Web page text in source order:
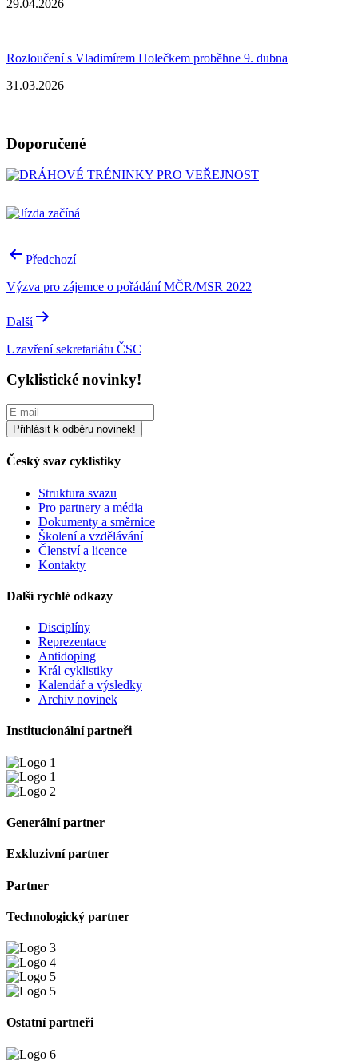
29.04.2026
Rozloučení s Vladimírem Holečkem proběhne 9. dubna
31.03.2026
Doporučené
Navigace
příspěvek
Předchozí
Výzva pro zájemce o pořádání MČR/MSR 2022
Další
Uzavření sekretariátu ČSC
Cyklistické novinky!
Český svaz cyklistiky
Struktura svazu
Pro partnery a média
Dokumenty a směrnice
Školení a vzdělávání
Členství a licence
Kontakty
Další rychlé odkazy
Disciplíny
Reprezentace
Antidoping
Král cyklistiky
Kalendář a výsledky
Archiv novinek
Institucionální partneři
Generální partner
Exkluzivní partner
Partner
Technologický partner
Ostatní partneři